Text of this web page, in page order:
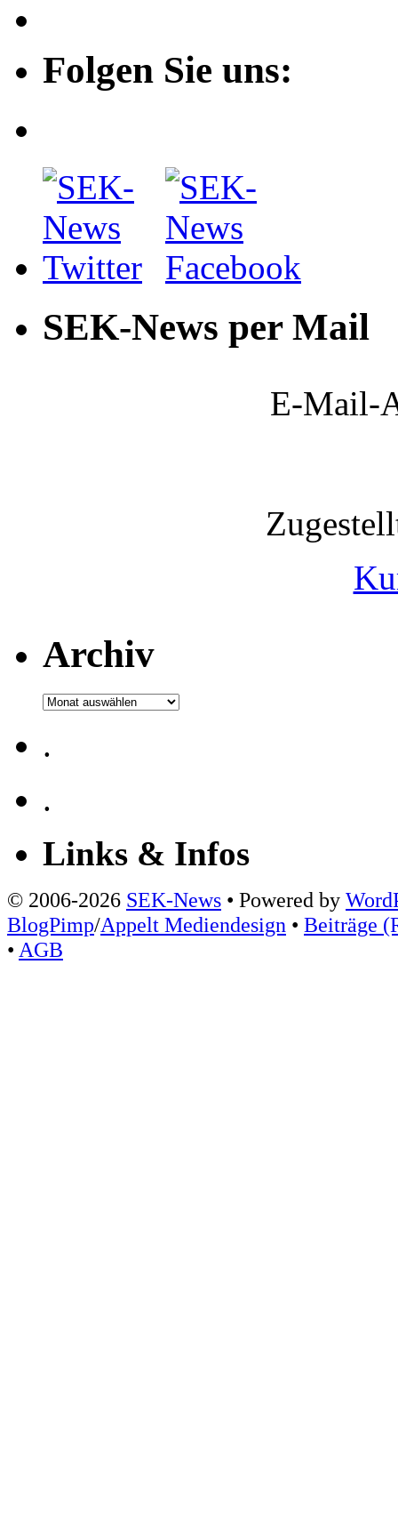
Folgen Sie uns:
SEK-News per Mail
E-Mail-
Archiv
Archiv
.
.
Links & Infos
© 2006-2026 SEK-News • Powered by
BlogPimp/Appelt Mediendesign • Beiträge
• AGB